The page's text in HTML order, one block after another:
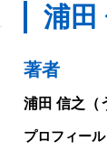
浦田
著者
浦田 信之
プロフィール